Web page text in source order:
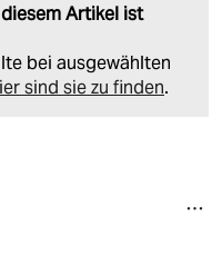
Artikel ist
bei ausgewählten
sind sie zu finden.